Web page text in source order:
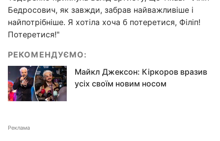
Бедросович, як завжди, забрав найважливіше і
найпотрібніше. Я хотіла хоча б потеретися, Філіп!
Потеретися!"
РЕКОМЕНДУЄМО:
Майкл Джексон: Кіркоров вразив
усіх своїм новим носом
Реклама